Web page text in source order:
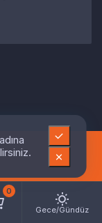
0
Gece/Gündüz